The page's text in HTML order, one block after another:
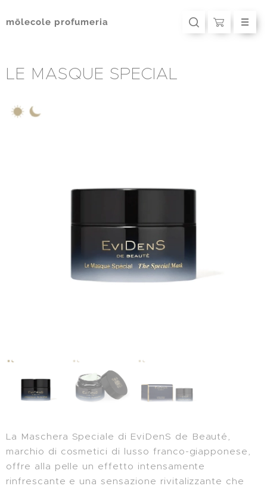
mōlecole profumeria
LE MASQUE SPECIAL
La Maschera Speciale di EviDenS de Beauté,
marchio di cosmetici di lusso franco-giapponese,
offre alla pelle un effetto intensamente
rinfrescante e una sensazione rivitalizzante che